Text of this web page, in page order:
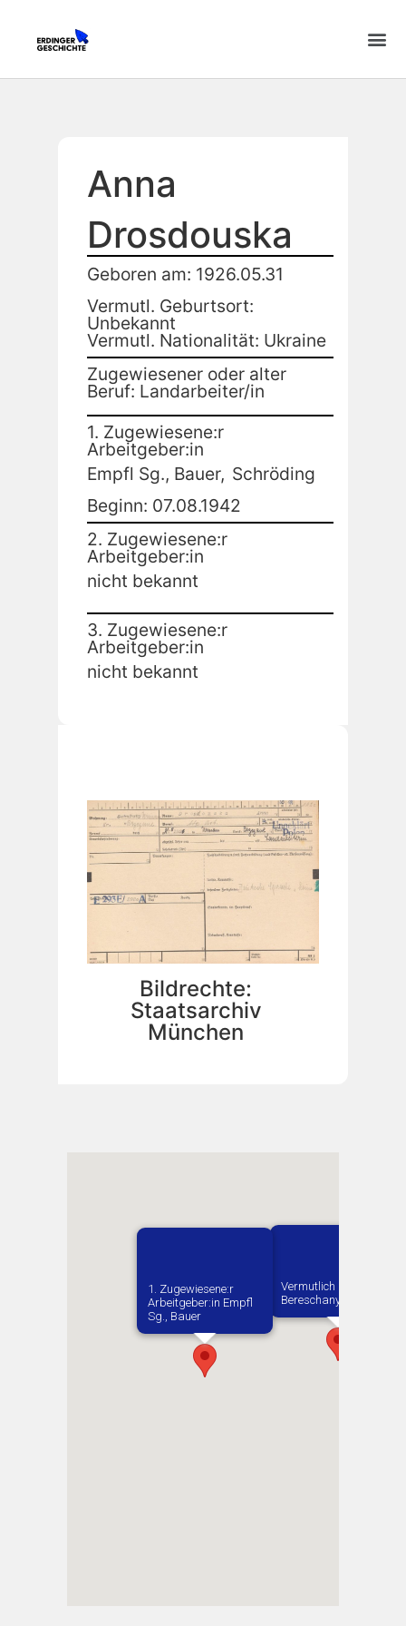
Anna
Drosdouska
Geboren am: 1926.05.31
Vermutl. Geburtsort:
Unbekannt
Vermutl. Nationalität: Ukraine
Zugewiesener oder alter
Beruf: Landarbeiter/in
1. Zugewiesene:r
Arbeitgeber:in
Empfl Sg., Bauer, Schröding
Beginn: 07.08.1942
2. Zugewiesene:r
Arbeitgeber:in
nicht bekannt
3. Zugewiesene:r
Arbeitgeber:in
nicht bekannt
Bildrechte:
Staatsarchiv
München
Vermutlich geboren in
Bereschany
1. Zugewiesene:r
Arbeitgeber:in​ Empfl
Sg., Bauer